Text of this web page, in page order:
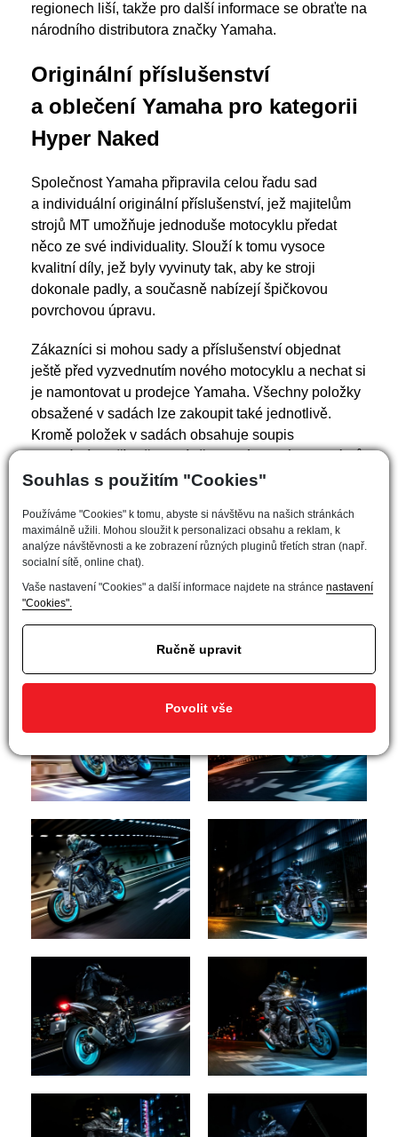
Souhlas s použitím "Cookies"
Používáme "Cookies" k tomu, abyste si návštěvu na našich stránkách
maximálně užili. Mohou sloužit k personalizaci obsahu a reklam, k
analýze návštěvnosti a ke zobrazení různých pluginů třetích stran (např.
socialní sítě, online chat).
Vaše nastavení "Cookies" a další informace najdete na stránce nastavení
"Cookies".
Ručně upravit
Povolit vše
regionech liší, takže pro další informace se obraťte na
národního distributora značky Yamaha.
Originální příslušenství
a oblečení Yamaha pro kategorii
Hyper Naked
Společnost Yamaha připravila celou řadu sad
a individuální originální příslušenství, jež majitelům
strojů MT umožňuje jednoduše motocyklu předat
něco ze své individuality. Slouží k tomu vysoce
kvalitní díly, jež byly vyvinuty tak, aby ke stroji
dokonale padly, a současně nabízejí špičkovou
povrchovou úpravu.
Zákazníci si mohou sady a příslušenství objednat
ještě před vyzvednutím nového motocyklu a nechat si
je namontovat u prodejce Yamaha. Všechny položky
obsažené v sadách lze zakoupit také jednotlivě.
Kromě položek v sadách obsahuje soupis
a páček Akrapovic až po ohřívače rukojetí nebo
Rozsáhlá řada oděvů Yamaha pro model MT
zahrnuje pánské a dámské bundy a kalhoty, výběr
mikin, triček, rukavic a řadu jezdeckého vybavení se
symbolem CE.
Kolekce MT se neustále vyvíjí a nové kusy se
objevují v průběhu celého roku.